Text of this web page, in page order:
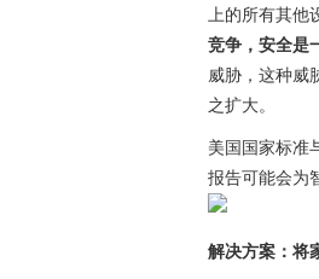
上的所有其他
竞争，安全是
威胁，这种威
之扩大。
美国国家标准
报告可能会为
解决方案：将